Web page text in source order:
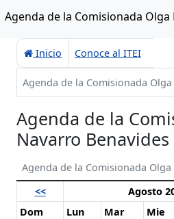
Agenda de la Comisionada
Inicio Conoce al ITEI
Agenda de la Comisionada
Agenda de la
Navarro Benavides
Agenda de la Comisionada
<<
Agosto
Dom
Lun Mar Mie